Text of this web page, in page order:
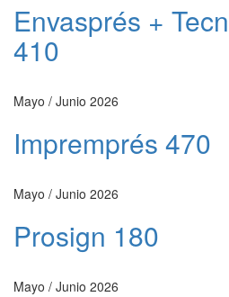
Envasprés +
410
Mayo / Junio 2026
Impremprés 470
Mayo / Junio 2026
Prosign 180
Mayo / Junio 2026